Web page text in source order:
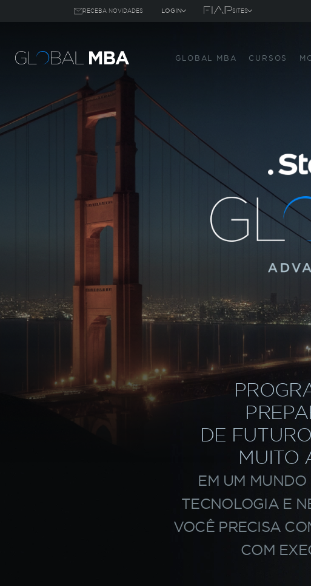
RECEBA NOVIDADES LOGIN
ALUNO
SITES
GRADUAÇÃO
GRADUAÇÃO ONLINE
PÓS TECH
SKILLS & GO
FIAP EMPRESAS
PORTAL DO ALUNO
GLOBAL MBA CURSOS
DE
MUITO
EM UM
TECNOLOGIA E
VOCÊ PRECISA
COM